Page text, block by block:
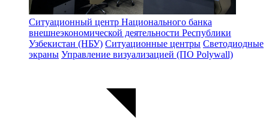
Ситуационный центр Национального банка
внешнеэкономической деятельности Республики
Узбекистан (НБУ) Ситуационные центры Светодиодные
экраны Управление визуализацией (ПО Polywall)